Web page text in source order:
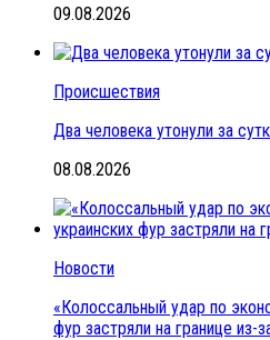
09.08.2026
Происшествия
Два человека утонули за
08.08.2026
Новости
«Колоссальный удар по
фур застряли на границе из-